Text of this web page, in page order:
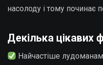
насолоду і тому починає
Декілька цікавих
Найчастіше